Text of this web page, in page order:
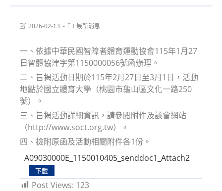
Post2026-02-13
Post最新消息
一、依據中華民國智障者體育運動協會115年1月27
日智體協津字第1150000056號函辦理。
二、旨揭活動日期於115年2月27日至3月1日，活動
地點於國立體育大學（桃園市龜山區文化一路250
號）。
三、旨揭活動詳細資訊，請參閱附件及該會網站
（http://www.soct.org.tw）。
四、檢附原函及活動相關附件各1份。
A09030000E_1150010405_senddoc1_Attach2
下載
Post Views: 123